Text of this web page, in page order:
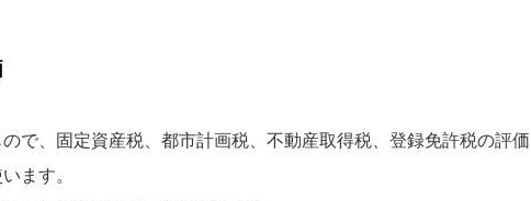
で、固定資産税、都市計画税、不動産取得税、登録免許税の評価
ます。